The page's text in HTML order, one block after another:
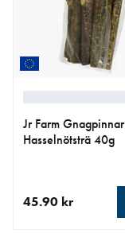
Jr Farm Gnagpinnar
Hasselnötsträ 40g
45.90 kr